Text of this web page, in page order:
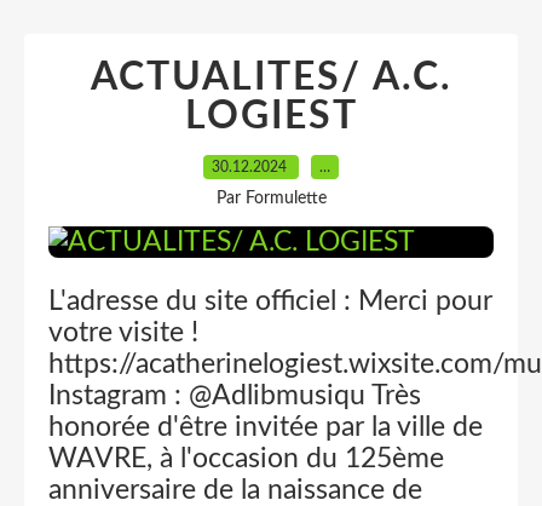
ACTUALITES/ A.C.
LOGIEST
30.12.2024 …
Par Formulette
L'adresse du site officiel : Merci pour
votre visite !
https://acatherinelogiest.wixsite.com/
Instagram : @Adlibmusiqu Très
honorée d'être invitée par la ville de
WAVRE, à l'occasion du 125ème
anniversaire de la naissance de